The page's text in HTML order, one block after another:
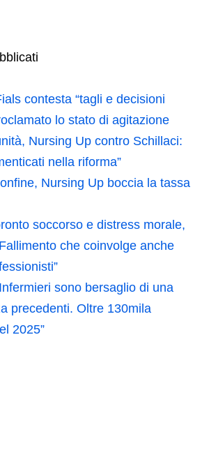
contesta “tagli e decisioni
lo stato di agitazione
Nursing Up contro Schillaci:
nella riforma”
Nursing Up boccia la tassa
soccorso e distress morale,
che coinvolge anche
sono bersaglio di una
precedenti. Oltre 130mila
2025”